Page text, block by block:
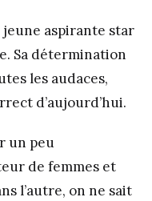
jeune aspirante star
Sa détermination
les audaces,
d’aujourd’hui.
un peu
de femmes et
l’autre, on ne sait